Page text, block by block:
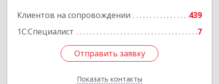
Клиентов на сопровождении
439
1С:Специалист
7
Отправить заявку
Показать контакты
Отправить заявку
Назад